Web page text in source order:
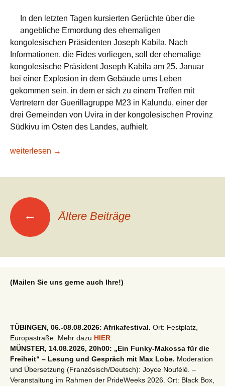
In den letzten Tagen kursierten Gerüchte über die
angebliche Ermordung des ehemaligen
kongolesischen Präsidenten Joseph Kabila. Nach
Informationen, die Fides vorliegen, soll der ehemalige
kongolesische Präsident Joseph Kabila am 25. Januar
bei einer Explosion in dem Gebäude ums Leben
gekommen sein, in dem er sich zu einem Treffen mit
Vertretern der Guerillagruppe M23 in Kalundu, einer der
drei Gemeinden von Uvira in der kongolesischen Provinz
Südkivu im Osten des Landes, aufhielt.
Lesetipp/Fides: D.R. KONGO – Widersprüchliche Berichte
weiterlesen →
Beitragsnavigation
← Ältere Beiträge
(Mailen Sie uns gerne auch Ihre!)
TÜBINGEN, 06.-08.08.2026: Afrikafestival. Ort: Festplatz,
Europastraße. Mehr dazu HIER
MÜNSTER, 14.08.2026, 20h00: „Ein Funky-Makossa für die
Freiheit“ – Lesung und Gespräch mit Max Lobe. Moderation
und Übersetzung (Französisch/Deutsch): Joyce Noufélé. –
Veranstaltung im Rahmen der PrideWeeks 2026. Ort: Black Box,